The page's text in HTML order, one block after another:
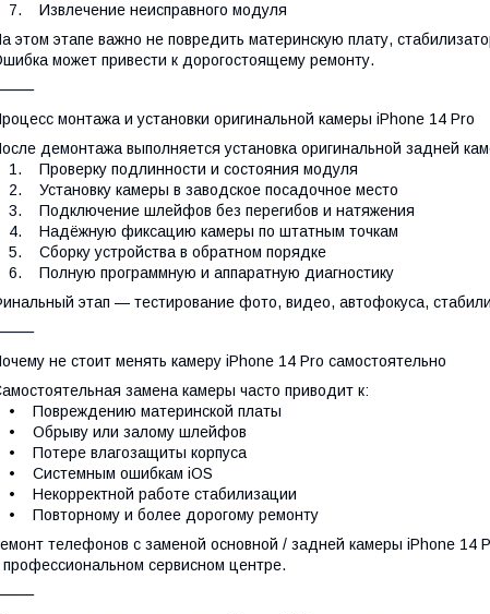
7. Извлечение неисправного модуля
этом этапе важно не повредить материнскую плату,
может привести к дорогостоящему ремонту.
монтажа и установки оригинальной камеры iPhone 14 Pro
демонтажа выполняется установка оригинальной задней
1. Проверку подлинности и состояния модуля
2. Установку камеры в заводское посадочное место
3. Подключение шлейфов без перегибов и натяжения
4. Надёжную фиксацию камеры по штатным точкам
5. Сборку устройства в обратном порядке
6. Полную программную и аппаратную диагностику
этап — тестирование фото, видео, автофокуса,
не стоит менять камеру iPhone 14 Pro самостоятельно
замена камеры часто приводит к:
• Повреждению материнской платы
• Обрыву или залому шлейфов
• Потере влагозащиты корпуса
• Системным ошибкам iOS
• Некорректной работе стабилизации
• Повторному и более дорогому ремонту
телефонов с заменой основной / задней камеры iPhone 14
профессиональном сервисном центре.